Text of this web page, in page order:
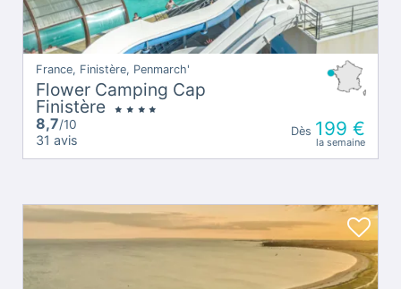
France, Finistère, Penmarch'
Flower Camping Cap
Finistère
8,7/10
31 avis
Dès 199 €
la semaine